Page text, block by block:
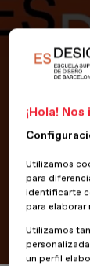
¡Ya
para
2023!
¡Hola!
Utilizamos
para
identificarte
para elaborar
Utilizamos
un perfil